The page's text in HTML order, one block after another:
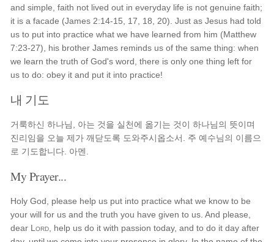
and simple, faith not lived out in everyday life is not genuine faith;
it is a facade (James 2:14-15, 17, 18, 20). Just as Jesus had told
us to put into practice what we have learned from him (Matthew
7:23-27), his brother James reminds us of the same thing: when
we learn the truth of God's word, there is only one thing left for
us to do: obey it and put it into practice!
내 기도
거룩하신 하나님, 아는 것을 실천에 옮기는 것이 하나님의 뜻이며
진리임을 오늘 제가 깨닫도록 도와주시옵소서. 주 예수님의 이름으
로 기도합니다. 아멘.
My Prayer...
Holy God, please help us put into practice what we know to be
your will for us and the truth you have given to us. And please,
dear Lord , help us do it with passion today, and to do it day after